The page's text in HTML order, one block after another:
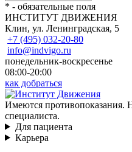
* - обязательные поля
ИНСТИТУТ ДВИЖЕНИЯ
Клин, ул. Ленинградская, 5
+7 (495) 032-20-80
info@indvigo.ru
понедельник-воскресенье
08:00-20:00
как добраться
Имеются противопоказания.
специалиста.
Для пациента
Карьера